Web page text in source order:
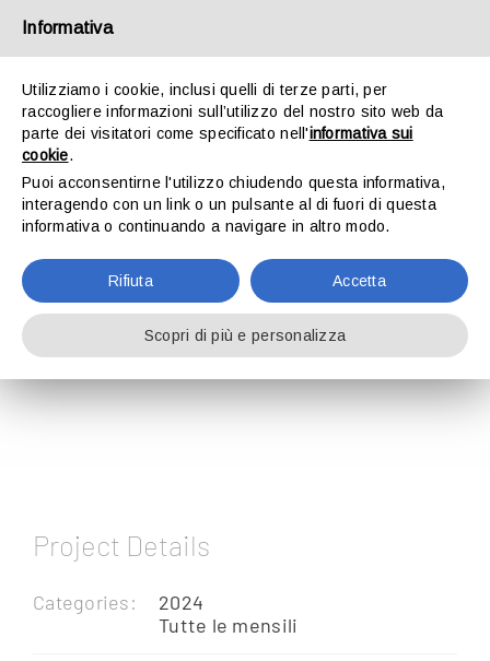
contenuto
Toggle
HOME
LO STUDIO
ATTIVITÀ
Project Description
Circolare mensile in materia di lavoro e
31-3-2024
Project Details
Categories:
2024
Tutte le mensili
Informativa
Utilizziamo i cookie, inclusi quelli di terze parti, per
raccogliere informazioni sull’utilizzo del nostro sito web da
parte dei visitatori come specificato nell'informativa sui
cookie.
Puoi acconsentirne l'utilizzo chiudendo questa informativa,
interagendo con un link o un pulsante al di fuori di questa
informativa o continuando a navigare in altro modo.
Rifiuta Accetta
Scopri di più e personalizza